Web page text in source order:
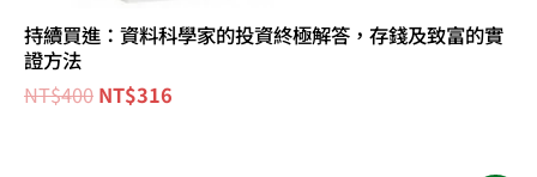
持續買進：資料科學家的投資終極解答，存錢及致富的實
證方法
NT$400 NT$316